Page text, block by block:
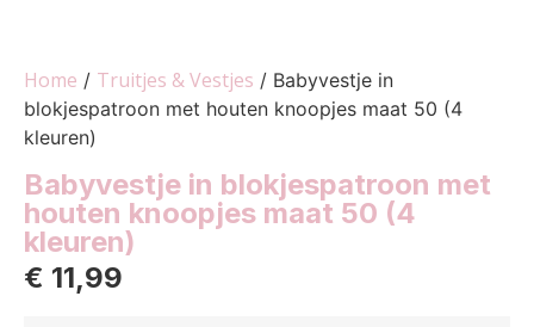
Home / Truitjes & Vestjes / Babyvestje in
blokjespatroon met houten knoopjes maat 50 (4
kleuren)
Babyvestje in blokjespatroon met
houten knoopjes maat 50 (4
kleuren)
€ 11,99